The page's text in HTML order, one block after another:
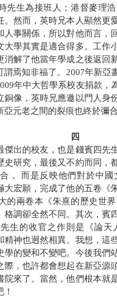
先生為接班人；港督麥理
。然而，英時兄本人顯然更
人事關係，所以對他而言，
大學其實是適合得多。工作
消解了他當年學成之後返回
謂焉知非福了。2007年新亞
年中大哲學系校友捐款，
銅像，英時兄應邀以門人身
亞元老之間的裂痕也終於彌
四
傑出的校友，也是錢賓四先
史研究，最後又不約而同，
， 而是反映他們對於中
大宏願，完成了他的五卷《
的兩卷本《朱熹的歷史世
格調卻全然不同。其次，賓
生的收官之作則是《論天
精神也迥然相異。我想，這
學的變和不變吧。今後我們
際，也許都會想起在新亞源
院來了。當然，他們根本就